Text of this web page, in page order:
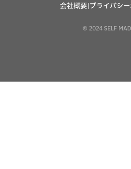
会社概要|プライバシ
© 2024 SELF